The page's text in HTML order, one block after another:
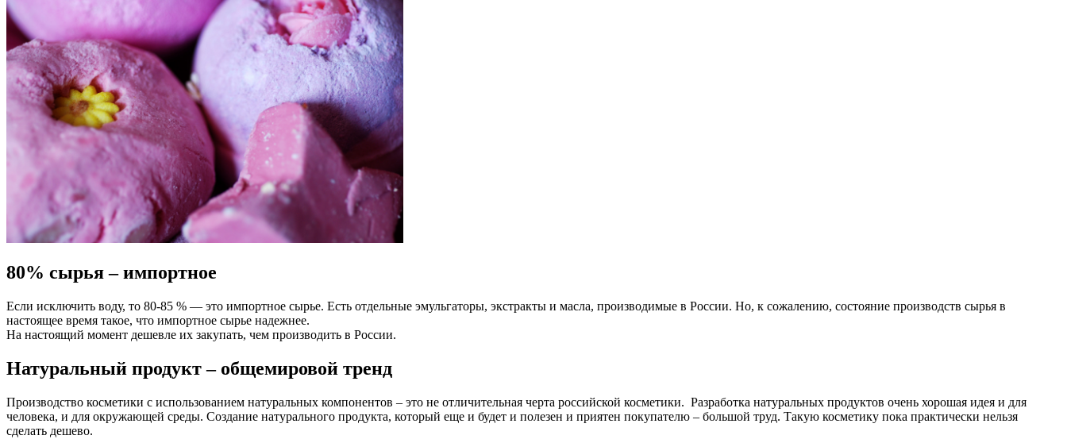
80% сырья – импортнoе
Если исключить воду, то 80-85 % — это импортное сырье. Есть отдельные эмульгаторы, экстракты и масла, производимые в России. Но, к сожалению, состояние производств сырья в
настоящее время такое, что импортное сырье надежнее.
На настоящий момент дешевле их закупать, чем производить в России.
Натуральный продукт – общемировой тренд
Производство косметики с использованием натуральных компонентов – это не отличительная черта российской косметики. Разработка натуральных продуктов очень хорошая идея и для
человека, и для окружающей среды. Создание натурального продукта, который еще и будет и полезен и приятен покупателю – большой труд. Такую косметику пока практически нельзя
сделать дешево.